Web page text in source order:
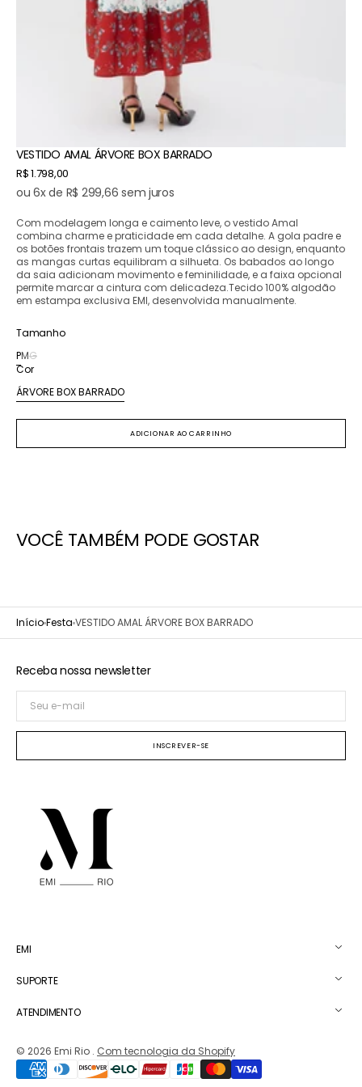
VESTIDO AMAL ÁRVORE BOX BARRADO
Preço
normal
R$ 1.798,00
ou 6x de R$ 299,66 sem juros
Com modelagem longa e caimento leve, o vestido Amal
combina charme e praticidade em cada detalhe. A gola padre e
os botões frontais trazem um toque clássico ao design, enquanto
as mangas curtas equilibram a silhueta. Os babados ao longo
da saia adicionam movimento e feminilidade, e a faixa opcional
permite marcar a cintura com delicadeza.Tecido 100% algodão
em estampa exclusiva EMI, desenvolvida manualmente.
Tamanho
PVariante
esgotada
ou
indisponível
MVariante
esgotada
ou
indisponível
GVariante
esgotada
ou
indisponível
Cor
ÁRVORE BOX BARRADO
Variante
ADICIONAR AO CARRINHO
VOCÊ TAMBÉM PODE GOSTAR
InícioFesta VESTIDO AMAL ÁRVORE BOX BARRADO
EMI
SUPORTE
ATENDIMENTO
Receba nossa newsletter
Seu
mail
INSCREVER-SE
© 2026 Emi Rio . Com tecnologia da Shopify